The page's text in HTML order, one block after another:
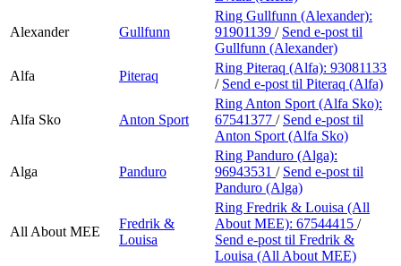
Alexander Gullfunn
Ring Gullfunn (Alexander):
91901139 / Send e-post til
Gullfunn (Alexander)
Alfa
Piteraq
Ring Piteraq (Alfa): 93081133
/ Send e-post til Piteraq (Alfa)
Alfa Sko Anton Sport
Ring Anton Sport (Alfa Sko):
67541377 / Send e-post til
Anton Sport (Alfa Sko)
Alga Panduro
Ring Panduro (Alga):
96943531 / Send e-post til
Panduro (Alga)
All About MEE
Fredrik &
Louisa
Ring Fredrik & Louisa (All
About MEE): 67544415 /
Send e-post til Fredrik &
Louisa (All About MEE)